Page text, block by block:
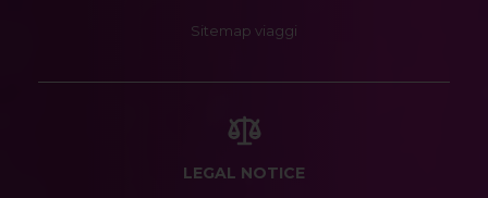
Sitemap viaggi
LEGAL NOTICE